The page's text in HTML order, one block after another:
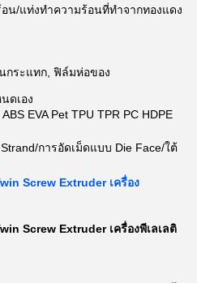
อน/แท่งทำความร้อนที่ทำจากทองแดง
กระแทก, ฟิล์มห่อของ
ดเอง
EVA Pet TPU TPR PC HDPE
การอัดเม็ดแบบ Die Face/ใต้
Screw Extruder เครื่อง
Screw Extruder เครื่องพีเลเลติ